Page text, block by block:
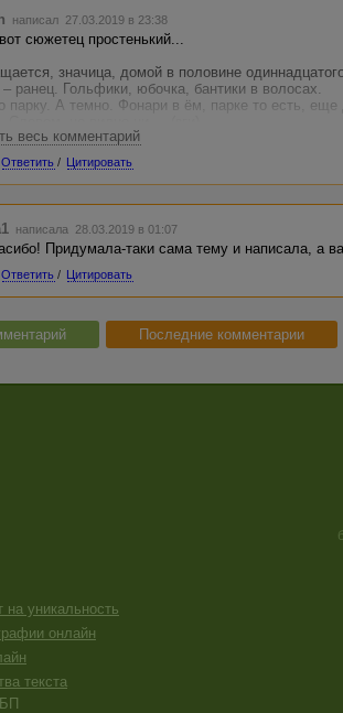
написал 27.03.2019 в 23:38
сюжетец простенький...
значица, домой в половине
– ранец. Гольфики, юбочка, бантики в волосах.
парку. А темно. Фонари в ём, парке то есть,
навстречу маниак. Такой весь: ага, мол, ща я
на, грит, трогай.
маниак ручонки свои к ей протянул, она ка-ак
его месту срамному, то бишь по вареву
лежать в том парке маниак весь в каловых
А девочка поправила гольфики, юбочку,
ведь ее, поди, дома-то...
весь комментарий
Ответить / Цитировать
написала 28.03.2019 в 01:07
Придумала-таки сама тему и написала, а
Ответить / Цитировать
Последние комментарии
на уникальность
онлайн
текста